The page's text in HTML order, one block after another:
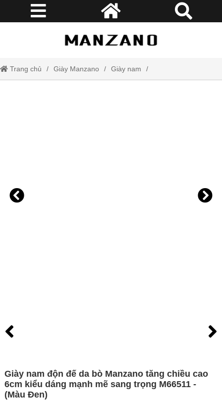
Trang chủ Giày Manzano Giày nam
Giày nam độn đế da bò Manzano tăng chiều cao
6cm kiểu dáng mạnh mẽ sang trọng M66511 -
(Màu Đen)